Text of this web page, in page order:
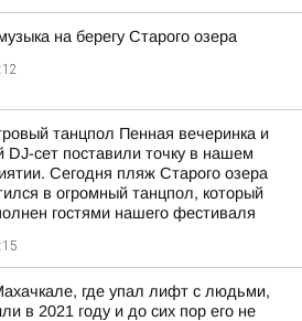
на берегу Старого озера
танцпол Пенная вечеринка и
сет поставили точку в нашем
Сегодня пляж Старого озера
в огромный танцпол, который
гостями нашего фестиваля
где упал лифт с людьми,
в 2021 году и до сих пор его не